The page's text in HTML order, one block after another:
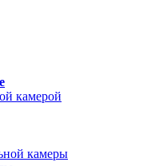
камерой
камеры